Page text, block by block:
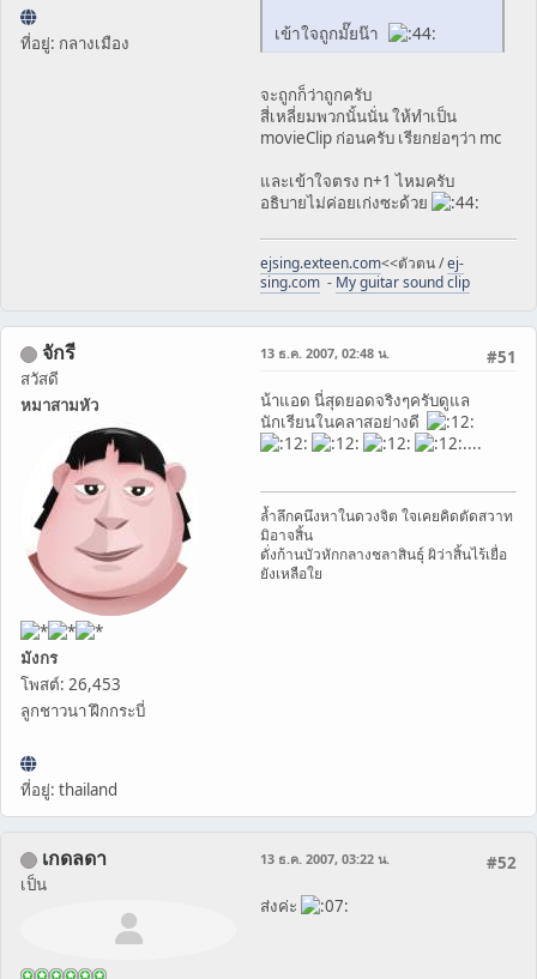
ที่อยู่: กลางเมือง เข้าใจถูกมั๊ยน๊า
จะถูกก็ว่าถูกครับ
สี่เหลี่ยมพวกนั้นนั่น ให้ทำเป็น
movieClip ก่อนครับ เรียกย่อๆว่า mc
และเข้าใจตรง n+1 ไหมครับ
อธิบายไม่ค่อยเก่งซะด้วย
ejsing.exteen.com<<ตัวตน /ej-
sing.com - My guitar sound clip
จักรี
สวัสดี
หมาสามหัว
มังกร
โพสต์: 26,453
ลูกชาวนา ฝึกกระบี่
ที่อยู่: thailand
#51
13 ธ.ค. 2007, 02:48 น.
น้าแอด นี่สุดยอดจริงๆครับดูแล
นักเรียนในคลาสอย่างดี
....
ล้ำลึกคนึงหาในดวงจิต ใจเคยคิดตัดสวาท
มิอาจสิ้น
ดั่งก้านบัวหักกลางชลาสินธุ์ ผิว่าสิ้นไร้เยื่อ
ยังเหลือใย
เกดลดา
เป็น
#52
13 ธ.ค. 2007, 03:22 น.
ส่งค่ะ